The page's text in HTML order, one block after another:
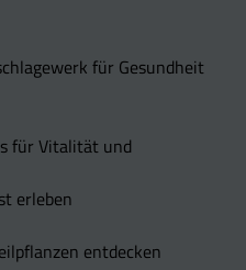
für Gesundheit
für Vitalität und
erleben
entdecken